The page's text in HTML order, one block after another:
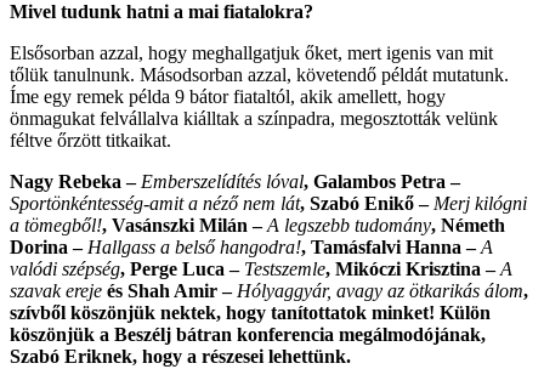
Mivel tudunk hatni a mai fiatalokra?
Elsősorban azzal, hogy meghallgatjuk őket, mert igenis van mit
tőlük tanulnunk. Másodsorban azzal, követendő példát mutatunk.
Íme egy remek példa 9 bátor fiataltól, akik amellett, hogy
önmagukat felvállalva kiálltak a színpadra, megosztották velünk
féltve őrzött titkaikat.
Nagy Rebeka – Emberszelídítés lóval, Galambos Petra –
Sportönkéntesség-amit a néző nem lát, Szabó Enikő – Merj kilógni
a tömegből!, Vasánszki Milán –A legszebb tudomány, Németh
Dorina – Hallgass a belső hangodra!, Tamásfalvi Hanna –A
valódi szépség, Perge Luca – Testszemle, Mikóczi Krisztina –A
szavak ereje és Shah Amir – Hólyaggyár, avagy az ötkarikás álom,
szívből köszönjük nektek, hogy tanítottatok minket! Külön
köszönjük a Beszélj bátran konferencia megálmodójának,
Szabó Eriknek, hogy a részesei lehettünk.